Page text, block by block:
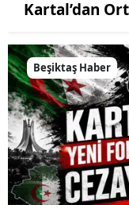
Kartal’dan
Beşiktaş Haber